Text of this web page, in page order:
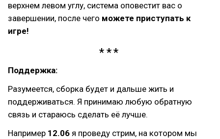
верхнем левом углу, система оповестит вас о
завершении, после чего можете приступать к
игре!
Поддержка:
Разумеется, сборка будет и дальше жить и
поддерживаться. Я принимаю любую обратную
связь и стараюсь сделать её лучше.
Например 12.06 я проведу стрим, на котором мы